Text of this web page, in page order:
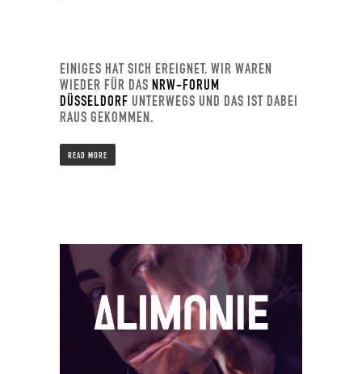
EINIGES HAT SICH EREIGNET. WIR WAREN
WIEDER FÜR DAS NRW-FORUM
DÜSSELDORF UNTERWEGS UND DAS IST DABEI
RAUS GEKOMMEN.
READ MORE